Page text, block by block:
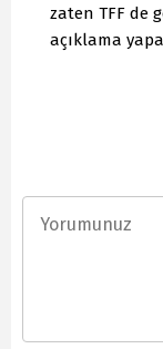
zaten TFF de
açıklama